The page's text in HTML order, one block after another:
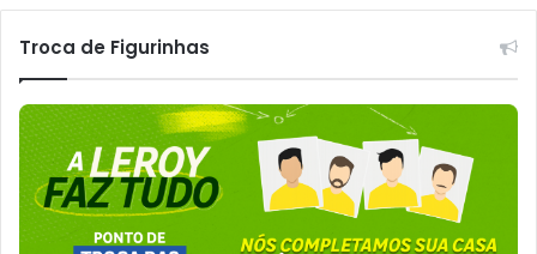
Troca de Figurinhas